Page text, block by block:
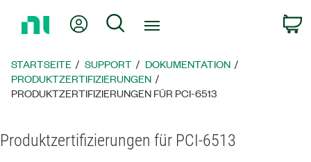
zur
Mein KontoSuche
STARTSEITE SUPPORT
DOKUMENTATION
PRODUKTZERTIFIZIERUNGEN
PRODUKTZERTIFIZIERUNGEN FÜR PCI-6513
Produktzertifizierungen für PCI-6513